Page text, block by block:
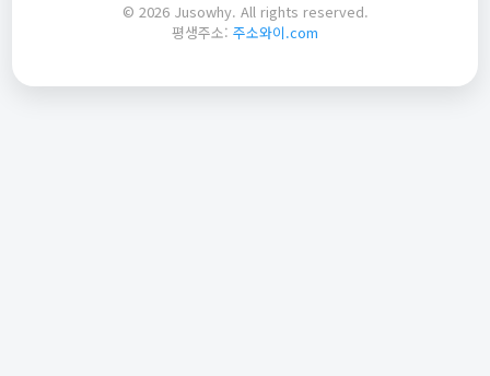
© 2026 Jusowhy. All rights reserved.
평생주소: 주소와이.com